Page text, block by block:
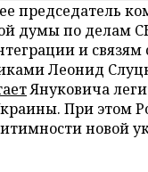
председатель
думы по делам
и связям
Леонид
Януковича
При этом
новой